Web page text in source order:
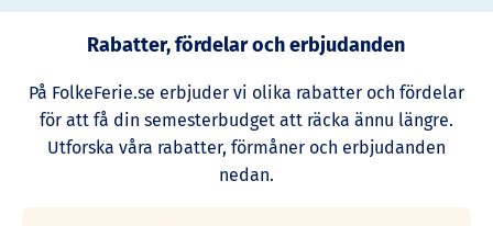
Rabatter, fördelar och erbjudanden
På FolkeFerie.se erbjuder vi olika rabatter och fördelar
för att få din semesterbudget att räcka ännu längre.
Utforska våra rabatter, förmåner och erbjudanden
nedan.